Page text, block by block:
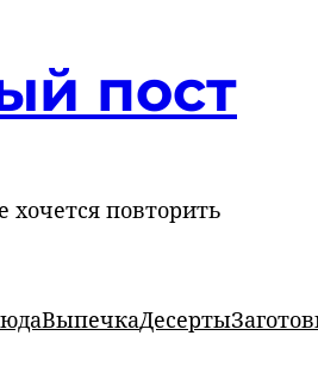
пост
повторить
ВыпечкаДесерты